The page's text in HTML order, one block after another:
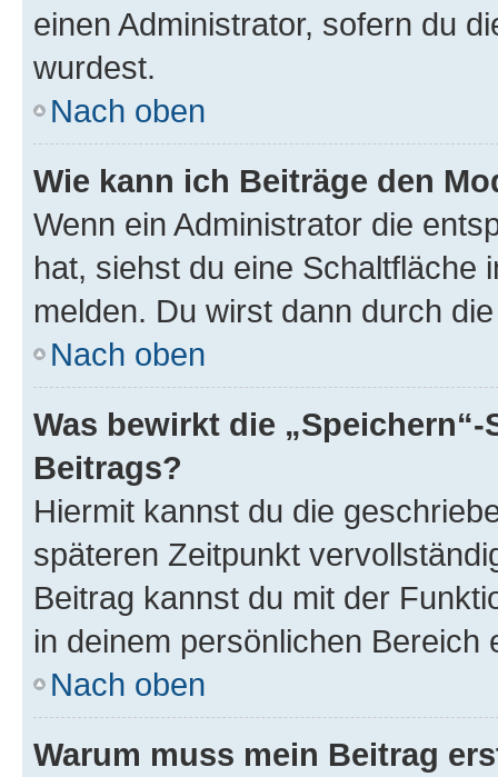
einen Administrator, sofern du
wurdest.
Nach oben
Wie kann ich Beiträge den
Wenn ein Administrator die
hat, siehst du eine Schaltfläche
melden. Du wirst dann durch
Nach oben
Was bewirkt die
Beitrags?
Hiermit kannst du die
späteren Zeitpunkt
Beitrag kannst du mit der
in deinem persönlichen Bereich
Nach oben
Warum muss mein Beitrag